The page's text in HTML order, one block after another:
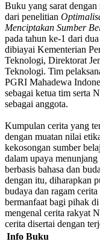
Buku yang sarat
dari penelitian
Menciptakan Sumber
pada tahun ke-1 dari
dibiayai Kementerian
Teknologi, Direktorat
Teknologi. Tim
PGRI Mahadewa
sebagai ketua tim serta
sebagai anggota.
Kumpulan cerita yang
dengan muatan nilai
kekosongan sumber
dalam upaya
berbasis bahasa dan
dengan itu, diharapkan
budaya dan ragam
bermanfaat bagi pihak
mengenal cerita rakyat
cerita disertai dengan
Info Buku